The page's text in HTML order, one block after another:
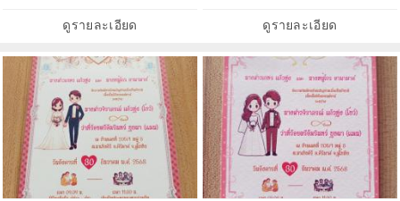
ดูรายละเอียด ดูรายละเอียด